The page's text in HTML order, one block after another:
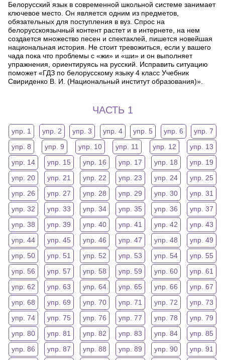
Белорусский язык в современной школьной системе занимает
ключевое место. Он является одним из предметов,
обязательных для поступления в вуз. Спрос на
белорусскоязычный контент растет и в интернете, на нем
создается множество песен и спектаклей, пишется новейшая
национальная история. Не стоит тревожиться, если у вашего
чада пока что проблемы с «жи» и «ши» и он выполняет
упражнения, ориентируясь на русский. Исправить ситуацию
поможет «ГДЗ по белорусскому языку 4 класс Учебник
Свириденко В. И. (Национальный институт образования)».
ЧАСТЬ 1
упр. 1 упр. 2 упр. 3 упр. 4 упр. 5 упр. 6
упр. 7
упр. 8
упр. 9 упр. 10 упр. 11 упр. 12
упр. 13
упр. 14
упр. 15 упр. 16 упр. 17 упр. 18
упр. 19
упр. 20
упр. 21 упр. 22 упр. 23 упр. 24
упр. 25
упр. 26
упр. 27 упр. 28 упр. 29 упр. 30
упр. 31
упр. 32
упр. 33 упр. 34 упр. 35 упр. 36
упр. 37
упр. 38
упр. 39 упр. 40 упр. 41 упр. 42
упр. 43
упр. 44
упр. 45 упр. 46 упр. 47 упр. 48
упр. 49
упр. 50
упр. 51 упр. 52 упр. 53 упр. 54
упр. 55
упр. 56
упр. 57 упр. 58 упр. 59 упр. 60
упр. 61
упр. 62
упр. 63 упр. 64 упр. 65 упр. 66
упр. 67
упр. 68
упр. 69 упр. 70 упр. 71 упр. 72
упр. 73
упр. 74
упр. 75 упр. 76 упр. 77 упр. 78
упр. 79
упр. 80
упр. 81 упр. 82 упр. 83 упр. 84
упр. 85
упр. 86
упр. 87 упр. 88 упр. 89 упр. 90 упр. 91